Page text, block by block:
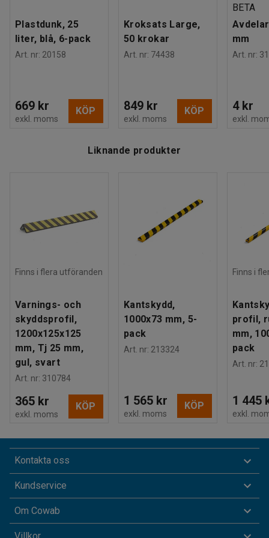
Plastdunk, 25
liter, blå, 6-pack
Art. nr: 20158
669 kr
exkl. moms
KÖP
Kroksats Large,
50 krokar
Art. nr: 74438
849 kr
exkl. moms
KÖP
BETA
mm
Art. nr:
4 kr
exkl.
Liknande produkter
Finns i flera utföranden
Varnings- och
skyddsprofil,
1200x125x125
mm, Tj 25 mm,
gul, svart
Art. nr: 310784
365 kr
exkl. moms
KÖP
Kantskydd,
1000x73 mm, 5-
pack
Art. nr: 213324
1 565 kr
exkl. moms
KÖP
Finns i
profil,
mm,
pack
Art. nr:
1 445
exkl.
Kontakta oss
Kundservice
Om Cowab
Villkor